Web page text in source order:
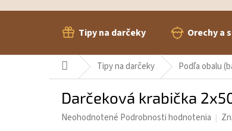
Tipy na darčeky Orechy a
DomovTipy na darčeky Podľa obalu
Darčeková krabička
Priemerné
Neohodnotené Podrobnosti hodnotenia